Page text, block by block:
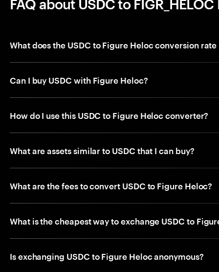
FAQ about USDC to
What does the USDC to Figure Heloc conversion rate
Can I buy USDC with Figure Heloc?
How do I use this USDC to Figure Heloc converter?
What are assets similar to USDC that I can buy?
What are the fees to convert USDC to Figure Heloc?
What is the cheapest way to exchange USDC to
Is exchanging USDC to Figure Heloc anonymous?